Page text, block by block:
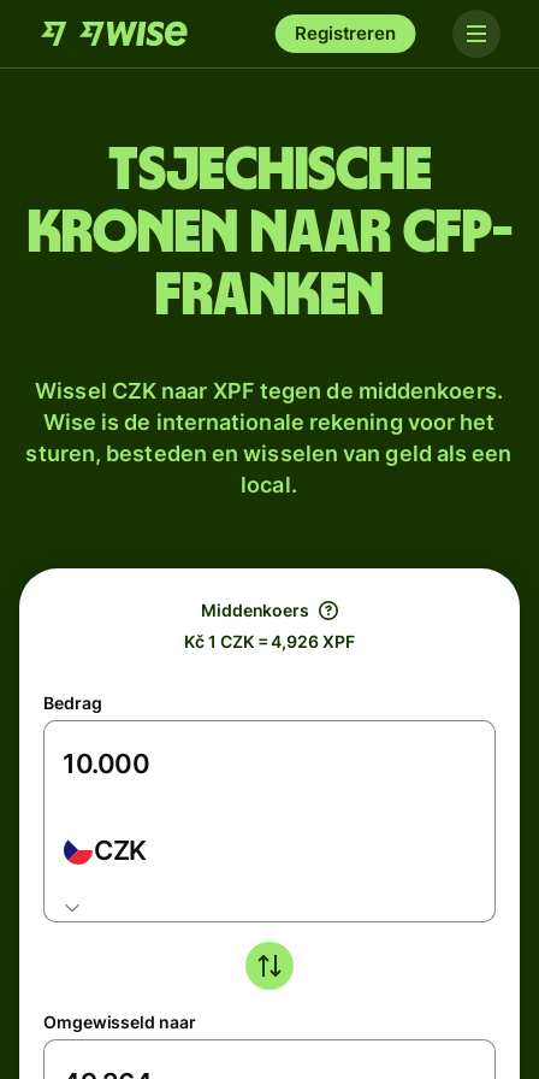
Registreren
Tsjechische
kronen naar CFP-
franken
Wissel CZK naar XPF tegen de middenkoers.
Wise is de internationale rekening voor het
sturen, besteden en wisselen van geld als een
local.
Middenkoers
Kč 1 CZK = 4,926 XPF
Bedrag
CZK
Omgewisseld naar